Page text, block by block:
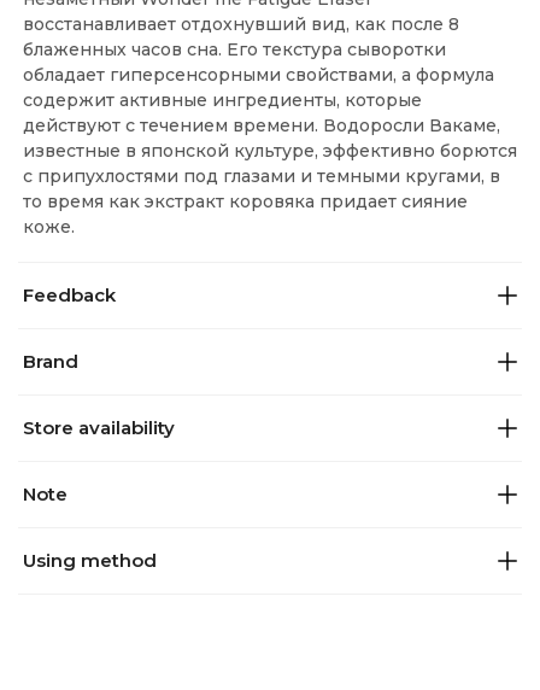
восстанавливает отдохнувший вид, как после 8
блаженных часов сна. Его текстура сыворотки
обладает гиперсенсорными свойствами, а формула
содержит активные ингредиенты, которые
действуют с течением времени. Водоросли Вакаме,
известные в японской культуре, эффективно борются
с припухлостями под глазами и темными кругами, в
то время как экстракт коровяка придает сияние
коже.
Feedback
Brand
Store availability
Note
Using method